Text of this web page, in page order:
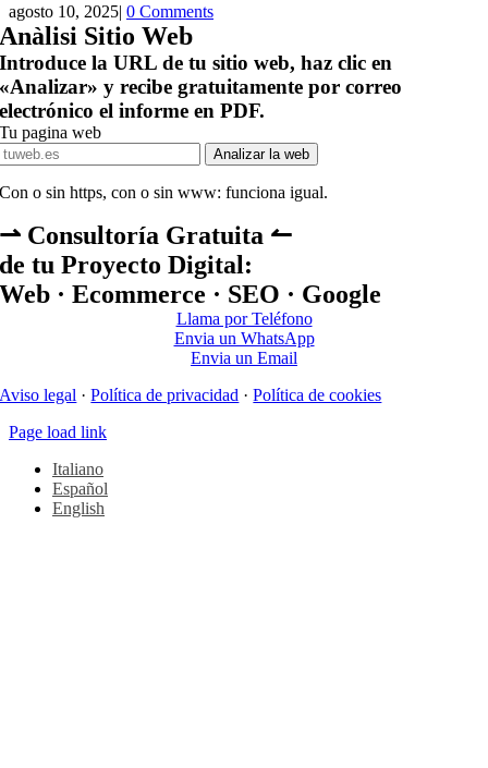
agosto 10, 2025| 0 Comments
Anàlisi Sitio Web
Introduce la URL de tu sitio web, haz clic en
«Analizar» y recibe gratuitamente por correo
electrónico el informe en PDF.
Tu pagina web
Analizar la web
Con o sin https, con o sin www: funciona igual.
⇀ Consultoría Gratuita ↼
de tu Proyecto Digital:
Web · Ecommerce · SEO · Google
Llama por Teléfono
Envia un WhatsApp
Envia un Email
Aviso legal ·Política de privacidad ·Política de cookies
Page load link
Italiano
Español
English